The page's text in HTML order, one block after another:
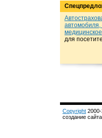
автомобиля,
для
Copyright
создание